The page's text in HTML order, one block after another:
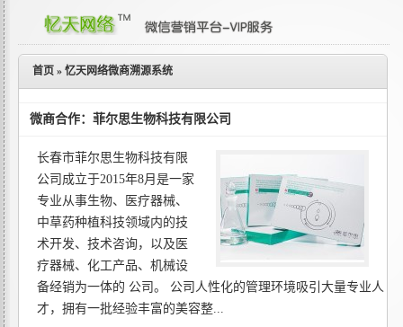
首页 » 忆天网络微商溯源系统
微商合作：菲尔思生物科技有限公司
长春市菲尔思生物科技有限
公司成立于2015年8月是一家
专业从事生物、医疗器械、
中草药种植科技领域内的技
术开发、技术咨询，以及医
疗器械、化工产品、机械设
备经销为一体的 公司。 公司人性化的管理环境吸引大量专业人
才，拥有一批经验丰富的美容整...